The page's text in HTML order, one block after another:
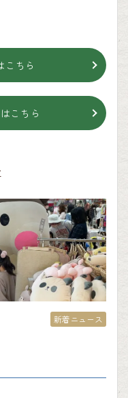
こちら
こちら
新着ニュース